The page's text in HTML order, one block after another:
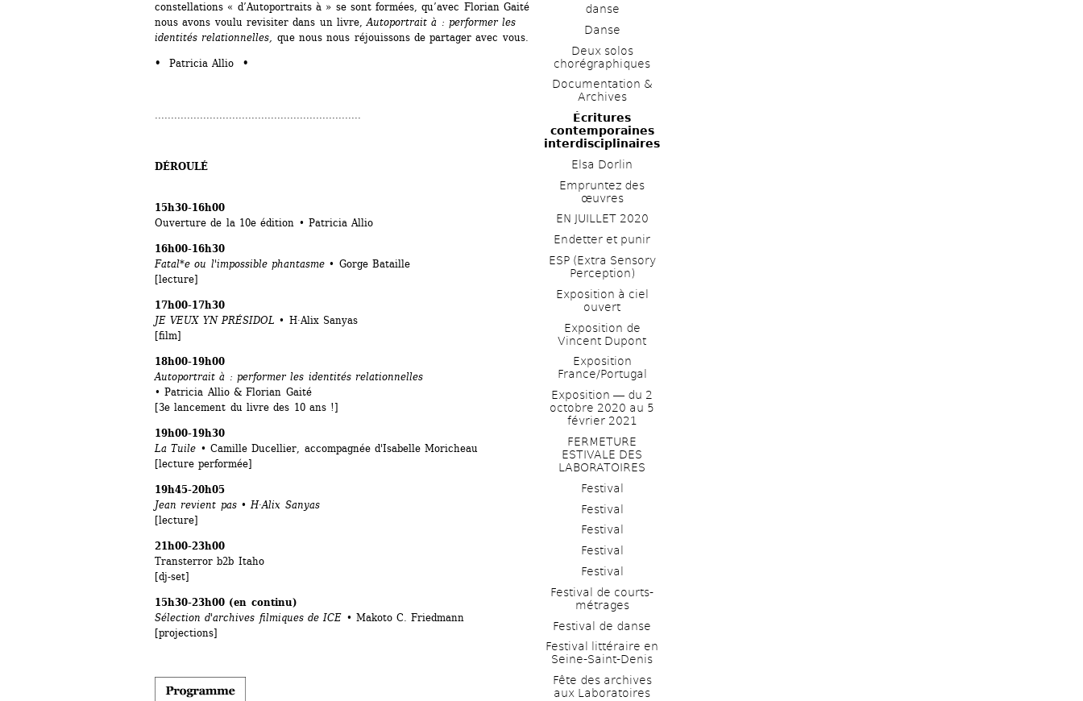
constellations « d’Autoportraits à » se sont formées, qu’avec Florian Gaité
nous avons voulu revisiter dans un livre, Autoportrait à : performer les
identités relationnelles, que nous nous réjouissons de partager avec vous.
• Patricia Allio •
................................................................
DÉROULÉ
15h30-16h00
Ouverture de la 10e édition • Patricia Allio
16h00-16h30
Fatal*e ou l'impossible phantasme • Gorge Bataille
[lecture]
17h00-17h30
JE VEUX YN PRÉSIDOL • H·Alix Sanyas
[film]
18h00-19h00
Autoportrait à : performer les identités relationnelles
• Patricia Allio & Florian Gaité
[3e lancement du livre des 10 ans !]
19h00-19h30
La Tuile • Camille Ducellier, accompagnée d'Isabelle Moricheau
[lecture performée]
19h45-20h05
Jean revient pas • H·Alix Sanyas
[lecture]
21h00-23h00
Transterror b2b Itaho
[dj-set]
15h30-23h00 (en continu)
Sélection d'archives filmiques de ICE • Makoto C. Friedmann
[projections]
danse
Danse
Deux solos
chorégraphiques
Documentation &
Archives
Écritures
contemporaines
interdisciplinaires
Elsa Dorlin
Empruntez des
œuvres
EN JUILLET 2020
Endetter et punir
ESP (Extra Sensory
Perception)
Exposition à ciel
ouvert
Exposition de
Vincent Dupont
Exposition
France/Portugal
Exposition ― du 2
octobre 2020 au 5
février 2021
FERMETURE
ESTIVALE DES
LABORATOIRES
Festival
Festival
Festival
Festival
Festival
Festival de courts-
métrages
Festival de danse
Festival littéraire en
Seine-Saint-Denis
Fête des archives
aux Laboratoires